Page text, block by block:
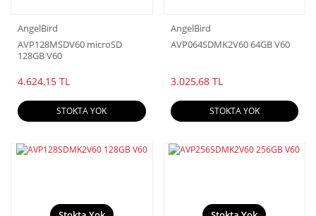
AngelBird
AVP128MSDV60 microSD
128GB V60
4.624,15 TL
STOKTA YOK
AngelBird
AVP064SDMK2V60 64GB V60
3.025,68 TL
STOKTA YOK